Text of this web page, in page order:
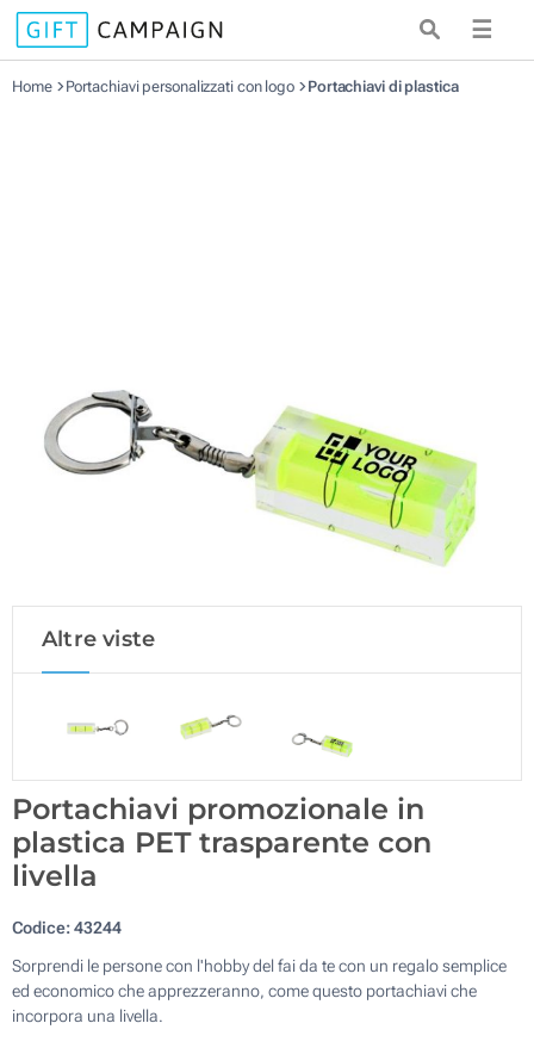
☰
Home Portachiavi personalizzati con logo Portachiavi di plastica
Altre viste
Portachiavi promozionale in
plastica PET trasparente con
livella
Codice:43244
Sorprendi le persone con l'hobby del fai da te con un regalo semplice
ed economico che apprezzeranno, come questo portachiavi che
incorpora una livella.